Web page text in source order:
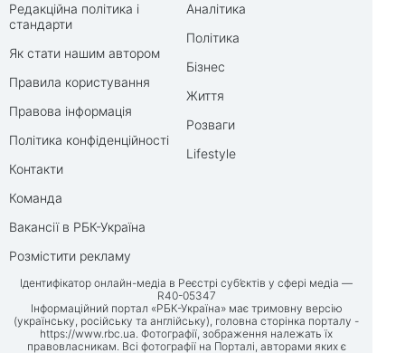
Редакційна політика і
стандарти
Як стати нашим автором
Правила користування
Правова інформація
Політика конфіденційності
Контакти
Команда
Вакансії в РБК-Україна
Розмістити рекламу
Аналітика
Політика
Бізнес
Життя
Розваги
Lifestyle
Ідентифікатор онлайн-медіа в Реєстрі суб’єктів у сфері медіа —
R40-05347
Інформаційний портал «РБК-Україна» має тримовну версію
(українську, російську та англійську), головна сторінка порталу -
https://www.rbc.ua. Фотографії, зображення належать їх
правовласникам. Всі фотографії на Порталі, авторами яких є